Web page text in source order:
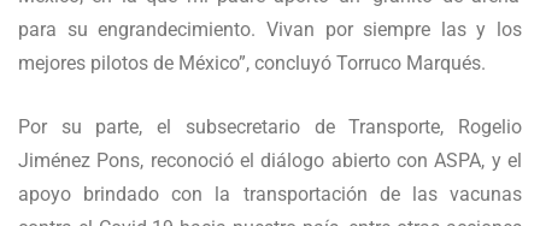
para su engrandecimiento. Vivan por siempre las y los
mejores pilotos de México”, concluyó Torruco Marqués.
Por su parte, el subsecretario de Transporte, Rogelio
Jiménez Pons, reconoció el diálogo abierto con ASPA, y el
apoyo brindado con la transportación de las vacunas